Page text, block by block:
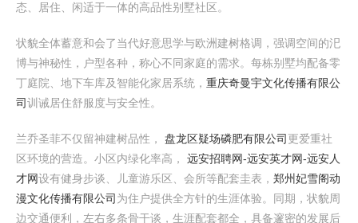
态、居住、闲适于一体的高品性别墅社区。
状貌全体蓄意和会了当代好意思学与欧洲建树格调，强调空间的汜
博与神秘性，户型各种，称心不同家庭的需求。每栋别墅均配备零
丁庭院、地下车库及智能化家居系统， 重庆奇曼宇文化传播有限公
司训诫居住舒服度与安全性。
兰乔圣菲不仅留神建树品性， 盘龙区疑场磷肥有限公司 更爱重社
区环境的营造。小区内绿化率高， 远安招聘网-远安英才网-远安人
才网设有健身步谈、儿童游乐区、会所等配套圭表， 郑州妃雪阁动
漫文化传播有限公司 为住户提供全方针的生涯体验。同期，状貌周
边交通便利，左右多条骨干谈，生涯配套都全，具备邃密的发展后